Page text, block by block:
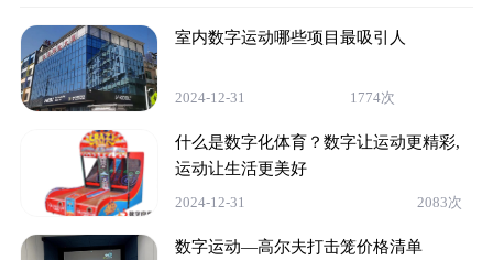
室内数字运动哪些项目最吸引人
2024-12-31 1774次
什么是数字化体育？数字让运动更精彩,
运动让生活更美好
2024-12-31 2083次
数字运动—高尔夫打击笼价格清单